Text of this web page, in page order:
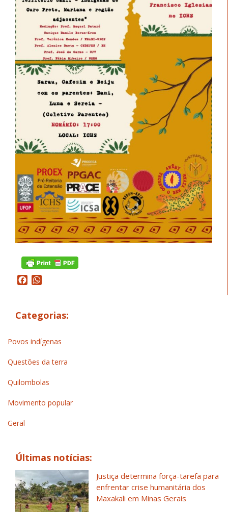
Facebook
Categorias:
Povos indígenas
Questões da terra
Quilombolas
Movimento popular
Geral
Últimas notícias:
Justiça determina força-tarefa para
enfrentar crise humanitária dos
Maxakali em Minas Gerais